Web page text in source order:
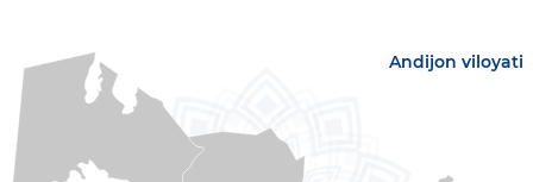
Andijon viloyati